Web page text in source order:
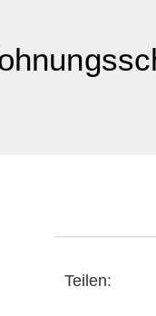
Teilen: